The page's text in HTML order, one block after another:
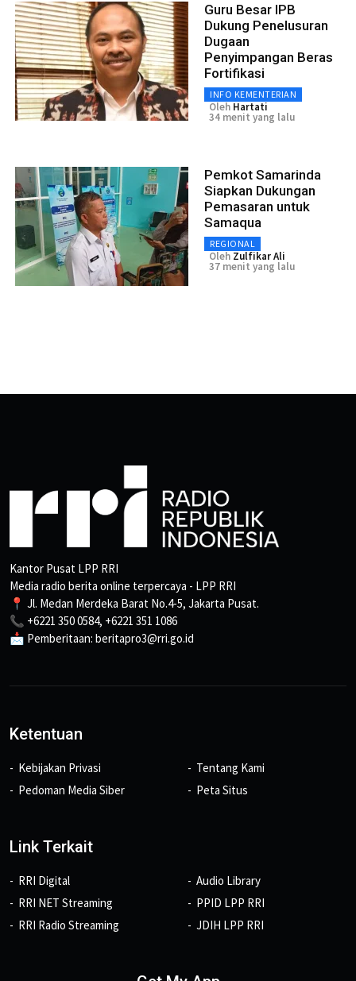
Guru Besar IPB
Dukung Penelusuran
Dugaan
Penyimpangan Beras
Fortifikasi
INFO KEMENTERIAN
Oleh Hartati
34 menit yang lalu
Pemkot Samarinda
Siapkan Dukungan
Pemasaran untuk
Samaqua
REGIONAL
Oleh Zulfikar Ali
37 menit yang lalu
Kantor Pusat LPP RRI
Media radio berita online terpercaya - LPP RRI
📍 Jl. Medan Merdeka Barat No.4-5, Jakarta Pusat.
📞 +6221 350 0584, +6221 351 1086
📩 Pemberitaan: beritapro3@rri.go.id
Ketentuan
Kebijakan Privasi
Pedoman Media Siber
Tentang Kami
Peta Situs
Link Terkait
RRI Digital
RRI NET Streaming
RRI Radio Streaming
Audio Library
PPID LPP RRI
JDIH LPP RRI